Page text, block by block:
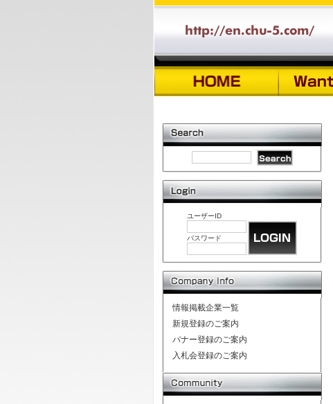
ユーザーID
パスワード
情報掲載企業一覧
新規登録のご案内
バナー登録のご案内
入札会登録のご案内